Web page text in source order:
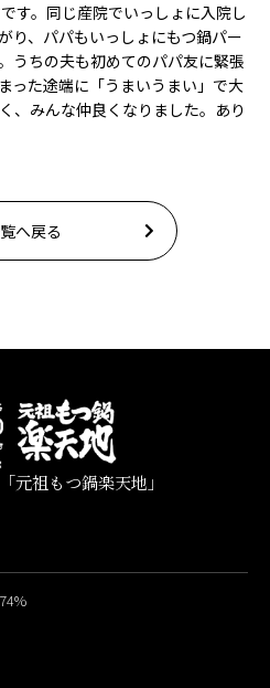
す。同じ産院でいっしょに入院し
り、パパもいっしょにもつ鍋パー
うちの夫も初めてのパパ友に緊張
った途端に「うまいうまい」で大
、みんな仲良くなりました。あり
へ戻る
元祖もつ鍋楽天地」